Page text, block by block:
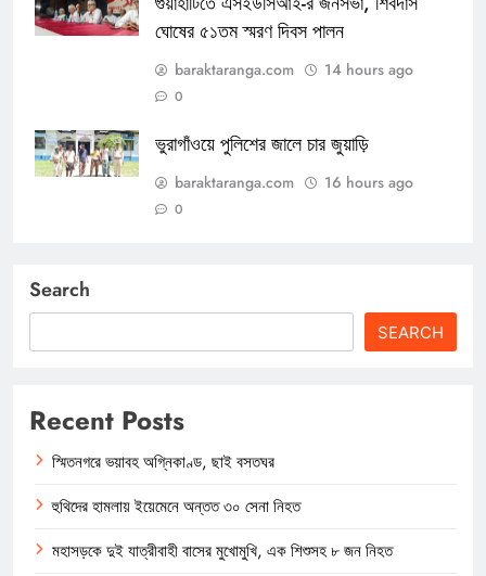
ঘোষের ৫১তম স্মরণ দিবস পালন
baraktaranga.com 14 hours ago
0
ভুরাগাঁওয়ে পুলিশের জালে চার জুয়াড়ি
baraktaranga.com 16 hours ago
0
Search
SEARCH
Recent Posts
স্মিতনগরে ভয়াবহ অগ্নিকাণ্ড, ছাই বসতঘর
হুথিদের হামলায় ইয়েমেনে অন্তত ৩০ সেনা নিহত
মহাসড়কে দুই যাত্রীবাহী বাসের মুখোমুখি, এক শিশুসহ ৮ জন নিহত